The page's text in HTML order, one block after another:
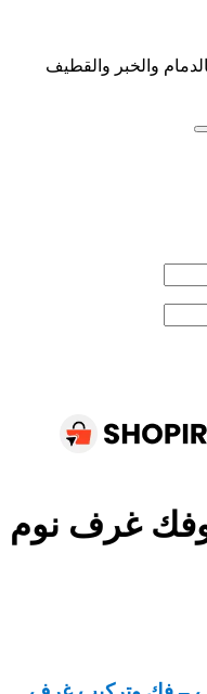
والخبر والقطيف
غرف نوم